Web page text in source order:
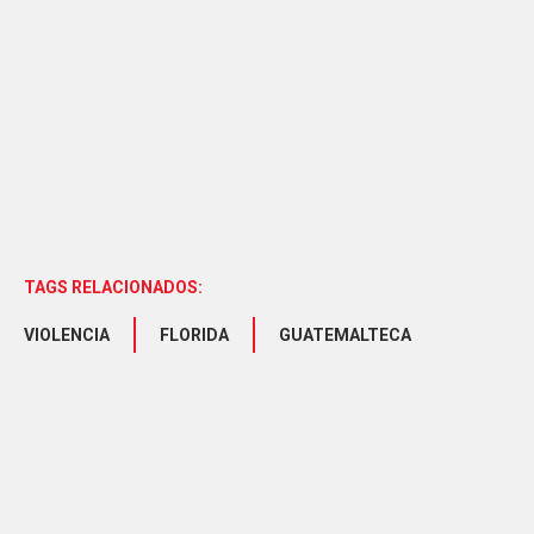
TAGS RELACIONADOS:
VIOLENCIA FLORIDA GUATEMALTECA